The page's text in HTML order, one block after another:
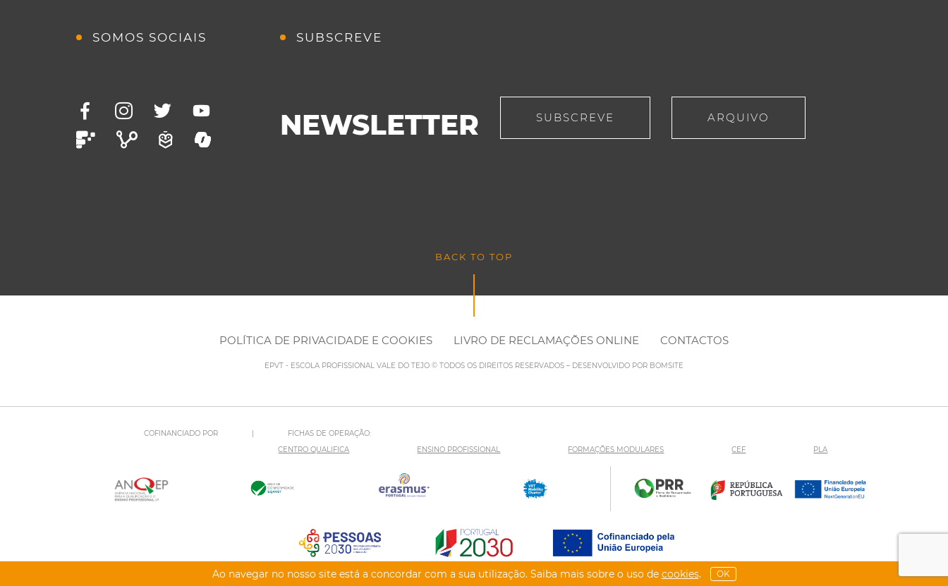
BACK TO TOP
SOMOS SOCIAIS SUBSCREVE
NEWSLETTER SUBSCREVE ARQUIVO
POLÍTICA DE PRIVACIDADE E COOKIES LIVRO DE RECLAMAÇÕES ONLINE CONTACTOS
EPVT - ESCOLA PROFISSIONAL VALE DO TEJO © TODOS OS DIREITOS RESERVADOS – DESENVOLVIDO POR BOMSITE
COFINANCIADO POR |
FICHAS DE OPERAÇÃO:
CENTRO QUALIFICA
ENSINO PROFISSIONAL FORMAÇÕES MODULARES CEF PLA
Ao navegar no nosso site está a concordar com a sua utilização. Saiba mais sobre o uso de cookies. OK